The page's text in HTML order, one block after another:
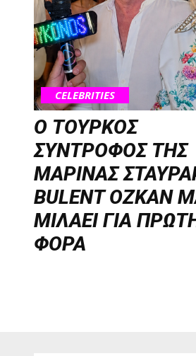
CELEBRITIES
Ο ΤΟΥΡΚΟΣ
ΣΥΝΤΡΟΦΟΣ ΤΗΣ
ΜΑΡΙΝΑΣ
BULENT OZKAN
ΜΙΛΑΕΙ ΓΙΑ
ΦΟΡΑ